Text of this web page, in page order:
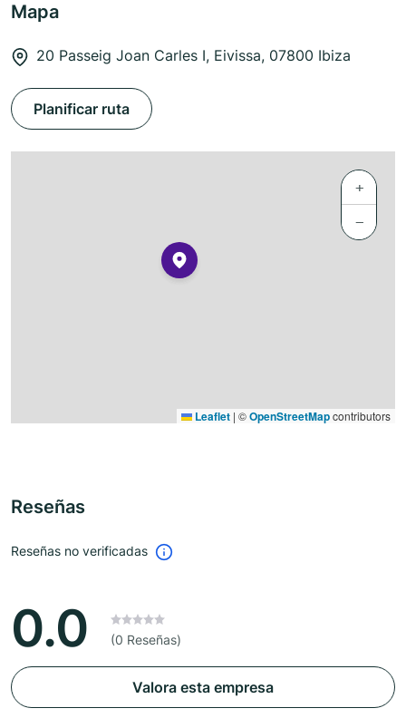
Mapa
20 Passeig Joan Carles I, Eivissa, 07800 Ibiza
Planificar ruta
+
−
Leaflet | ©OpenStreetMapcontributors
Reseñas
Reseñas no verificadas
0.0 (0 Reseñas)
Valora esta empresa